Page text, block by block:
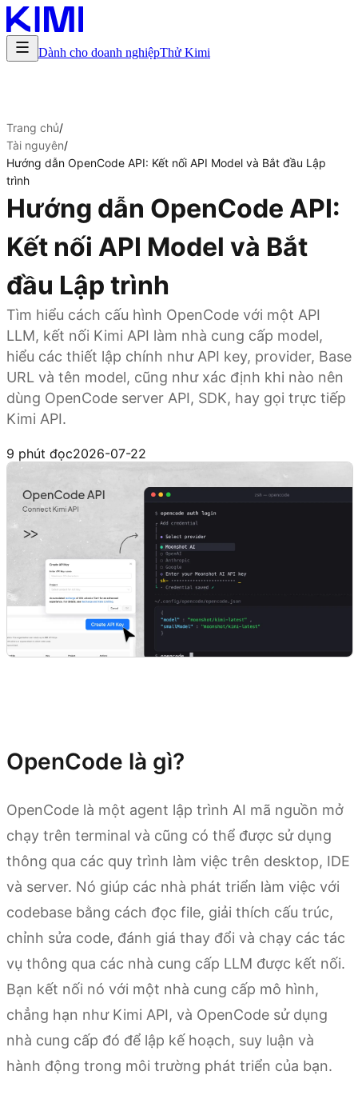
Dành cho doanh nghiệpThử Kimi
Trang chủ/
Tài nguyên/
Hướng dẫn OpenCode API: Kết nối API Model và Bắt đầu Lập
trình
Hướng dẫn OpenCode API:
Kết nối API Model và Bắt
đầu Lập trình
Tìm hiểu cách cấu hình OpenCode với một API
LLM, kết nối Kimi API làm nhà cung cấp model,
hiểu các thiết lập chính như API key, provider, Base
URL và tên model, cũng như xác định khi nào nên
dùng OpenCode server API, SDK, hay gọi trực tiếp
Kimi API.
9 phút đọc2026-07-22
OpenCode là gì?
OpenCode là một agent lập trình AI mã nguồn mở
chạy trên terminal và cũng có thể được sử dụng
thông qua các quy trình làm việc trên desktop, IDE
và server. Nó giúp các nhà phát triển làm việc với
codebase bằng cách đọc file, giải thích cấu trúc,
chỉnh sửa code, đánh giá thay đổi và chạy các tác
vụ thông qua các nhà cung cấp LLM được kết nối.
Bạn kết nối nó với một nhà cung cấp mô hình,
chẳng hạn như Kimi API, và OpenCode sử dụng
nhà cung cấp đó để lập kế hoạch, suy luận và
hành động trong môi trường phát triển của bạn.